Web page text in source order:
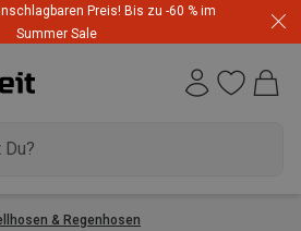
Preis! Bis zu -60 % im
Summer Sale
& Regenhosen